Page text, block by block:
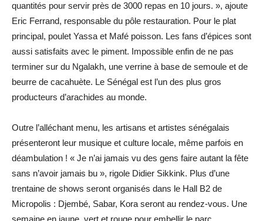
quantités pour servir près de 3000 repas en 10 jours. », ajoute
Eric Ferrand, responsable du pôle restauration. Pour le plat
principal, poulet Yassa et Mafé poisson. Les fans d’épices sont
aussi satisfaits avec le piment. Impossible enfin de ne pas
terminer sur du Ngalakh, une verrine à base de semoule et de
beurre de cacahuète. Le Sénégal est l’un des plus gros
producteurs d’arachides au monde.
Outre l’alléchant menu, les artisans et artistes sénégalais
présenteront leur musique et culture locale, même parfois en
déambulation ! « Je n’ai jamais vu des gens faire autant la fête
sans n’avoir jamais bu », rigole Didier Sikkink. Plus d’une
trentaine de shows seront organisés dans le Hall B2 de
Micropolis : Djembé, Sabar, Kora seront au rendez-vous. Une